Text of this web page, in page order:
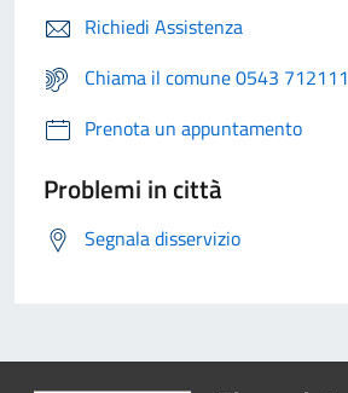
Richiedi Assistenza
Chiama il comune 0543 712111
Prenota un appuntamento
Problemi in città
Segnala disservizio